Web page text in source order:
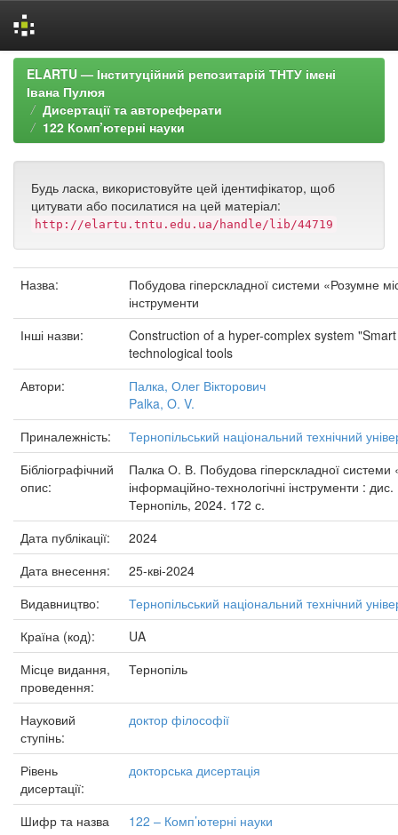
Skip
navigation
ELARTU — Інституційний репозитарій ТНТУ імені
Івана Пулюя
Дисертації та автореферати
122 Комп’ютерні науки
Будь ласка, використовуйте цей ідентифікатор, щоб
цитувати або посилатися на цей матеріал:
http://elartu.tntu.edu.ua/handle/lib/44719
Назва:
Побудова гіперскладної системи «Розумне
інструменти
Інші назви:
Construction of a hyper-complex system
technological tools
Автори:
Палка, Олег Вікторович
Palka, O. V.
Приналежність:
Тернопільський національний технічний
Бібліографічний
опис:
Палка О. В. Побудова гіперскладної системи
інформаційно-технологічні інструменти :
Тернопіль, 2024. 172 с.
Дата публікації:
2024
Дата внесення:
25-кві-2024
Видавництво:
Тернопільський національний технічний
Країна (код):
UA
Місце видання,
проведення:
Тернопіль
Науковий
ступінь:
доктор філософії
Рівень
дисертації:
докторська дисертація
Шифр та назва
122 – Комп’ютерні науки